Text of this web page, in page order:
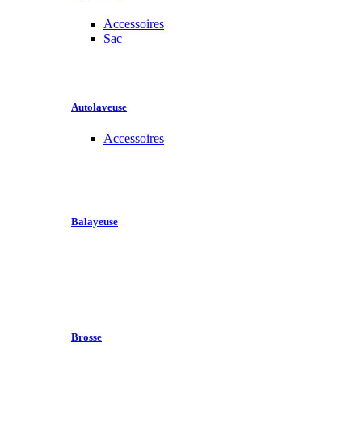
Accessoires
Sac
Autolaveuse
Accessoires
Balayeuse
Brosse